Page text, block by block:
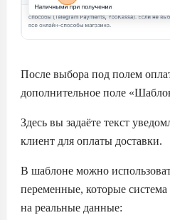
После выбора под полем
дополнительное поле
Здесь вы задаёте текст
клиент для оплаты доставки.
В шаблоне можно
переменные, которые
на реальные данные: